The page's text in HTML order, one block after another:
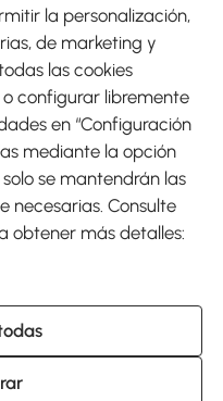
Play
a 17:30h)
de Balenyà (Barcelona),
la personalización,
de marketing y
las cookies
configurar libremente
en “Configuración
mediante la opción
se mantendrán las
necesarias. Consulte
obtener más detalles: